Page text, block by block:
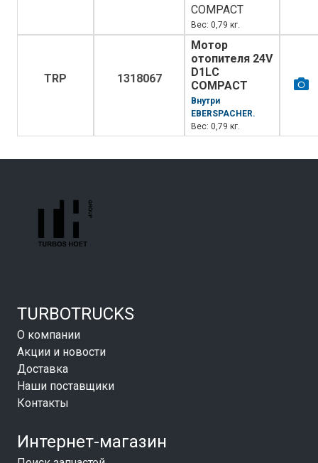
COMPACT
Вес: 0,79 кг.
TRP 1318067
Мотор
отопителя 24V
D1LС
COMPACT
Внутри
EBERSPACHER.
Вес: 0,79 кг.
TURBOTRUCKS
О компании
Акции и новости
Доставка
Наши поставщики
Контакты
Интернет-магазин